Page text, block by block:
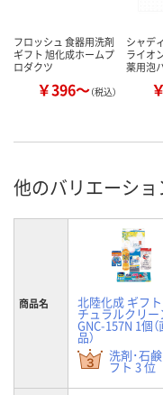
フロッシュ 食器用洗剤
ギフト 旭化成ホームプ
ロダクツ
￥396～（税込）
シャデ
ライオ
薬用泡
他のバリエーショ
商品名 北陸化成 ギフト
チュラルクリー
GNC-157N 1個
品）
洗剤･石
フト 3 位